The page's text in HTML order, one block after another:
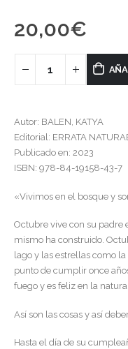
20,00€
Autor: BALEN, KATYA
Editorial: ERRATA
Publicado en: 2023
ISBN: 978-84-19158-43-7
«Vivimos en el bosque y
Octubre vive con su padre
mismo ha construido.
lago y las estrellas como
punto de cumplir once
fuego y es feliz en la
Así son las cosas y así
Hasta el día de su